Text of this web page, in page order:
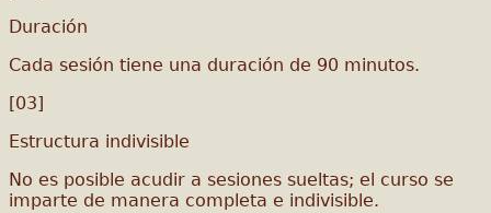
Duración
Cada sesión tiene una duración de 90 minutos.
[03]
Estructura indivisible
No es posible acudir a sesiones sueltas; el curso se
imparte de manera completa e indivisible.